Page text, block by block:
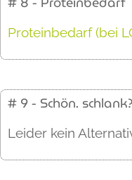
Proteinbedarf (bei
# 9 - Schön.
Leider kein